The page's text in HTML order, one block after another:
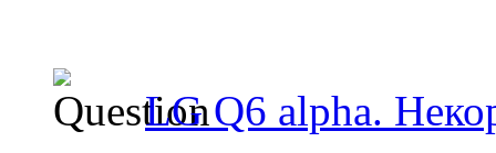
LG Q6 alpha.